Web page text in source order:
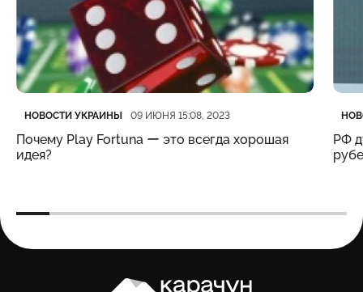
Категория
НОВОСТИ УКРАИНЫ
Дата публикации 09 ИЮНЯ 15:08, 2023
Почему Play Fortuna ー это всегда хорошая
идея?
РФ
Карачун